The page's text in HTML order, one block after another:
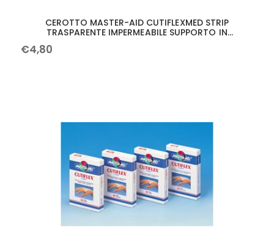
CEROTTO MASTER-AID CUTIFLEXMED STRIP
TRASPARENTE IMPERMEABILE SUPPORTO IN
€4,80